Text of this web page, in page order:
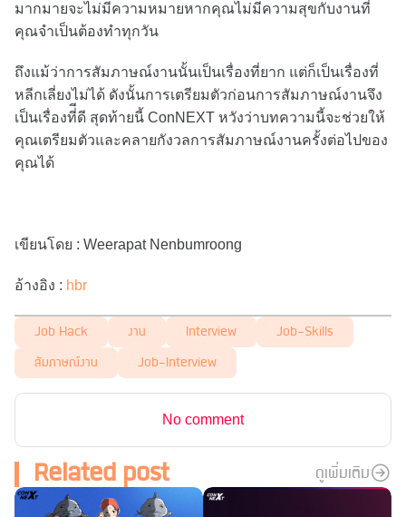
มากมายจะไม่มีความหมายหากคุณไม่มีความสุขกับงานที่
คุณจำเป็นต้องทำทุกวัน
ถึงแม้ว่าการสัมภาษณ์งานนั้นเป็นเรื่องที่ยาก แต่ก็เป็นเรื่องที่
หลีกเลี่ยงไม่ได้ ดังนั้นการเตรียมตัวก่อนการสัมภาษณ์งานจึง
เป็นเรื่องที่ีดี สุดท้ายนี้ ConNEXT หวังว่าบทความนี้จะช่วยให้
คุณเตรียมตัวและคลายกังวลการสัมภาษณ์งานครั้งต่อไปของ
คุณได้
เขียนโดย : Weerapat Nenbumroong
อ้างอิง : hbr
Job Hack งาน Interview Job-Skills
สัมภาษณ์งาน Job-Interview
No comment
Related post ดูเพิ่มเติม